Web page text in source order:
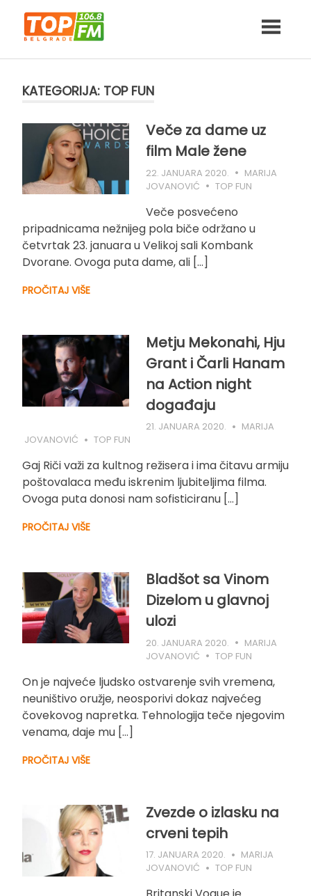
content
KATEGORIJA: TOP FUN
Veče za dame uz
film Male žene
22. JANUARA 2020.
MARIJA
JOVANOVIĆ
TOP FUN
Veče posvećeno
pripadnicama nežnijeg pola biče održano u
četvrtak 23. januara u Velikoj sali Kombank
Dvorane. Ovoga puta dame, ali […]
PROČITAJ VIŠE
Metju Mekonahi, Hju
Grant i Čarli Hanam
na Action night
događaju
21. JANUARA 2020.
MARIJA
JOVANOVIĆ
TOP FUN
Gaj Riči važi za kultnog režisera i ima čitavu armiju
poštovalaca među iskrenim ljubiteljima filma.
Ovoga puta donosi nam sofisticiranu […]
PROČITAJ VIŠE
Bladšot sa Vinom
Dizelom u glavnoj
ulozi
20. JANUARA 2020.
MARIJA
JOVANOVIĆ
TOP FUN
On je najveće ljudsko ostvarenje svih vremena,
neuništivo oružje, neosporivi dokaz najvećeg
čovekovog napretka. Tehnologija teče njegovim
venama, daje mu […]
PROČITAJ VIŠE
Zvezde o izlasku na
crveni tepih
17. JANUARA 2020.
MARIJA
JOVANOVIĆ
TOP FUN